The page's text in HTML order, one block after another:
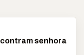
senhora